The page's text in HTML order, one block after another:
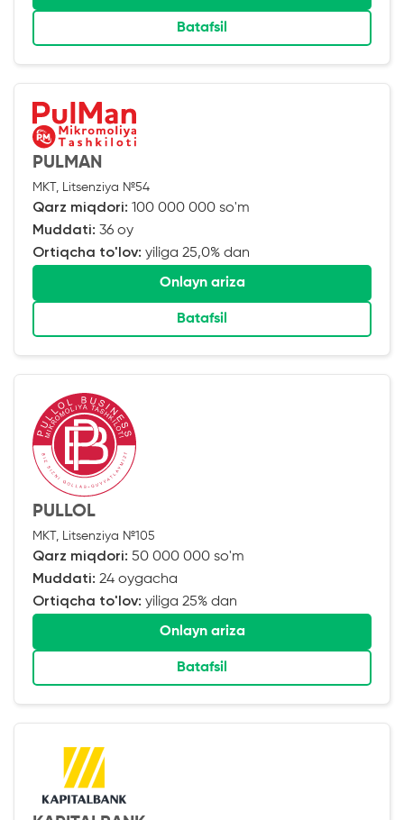
Batafsil
PULMAN
MKT, Litsenziya №54
Qarz miqdori: 100 000 000 so'm
Muddati: 36 oy
Ortiqcha to'lov: yiliga 25,0% dan
Onlayn ariza
Batafsil
PULLOL
MKT, Litsenziya №105
Qarz miqdori: 50 000 000 so'm
Muddati: 24 oygacha
Ortiqcha to'lov: yiliga 25% dan
Onlayn ariza
Batafsil